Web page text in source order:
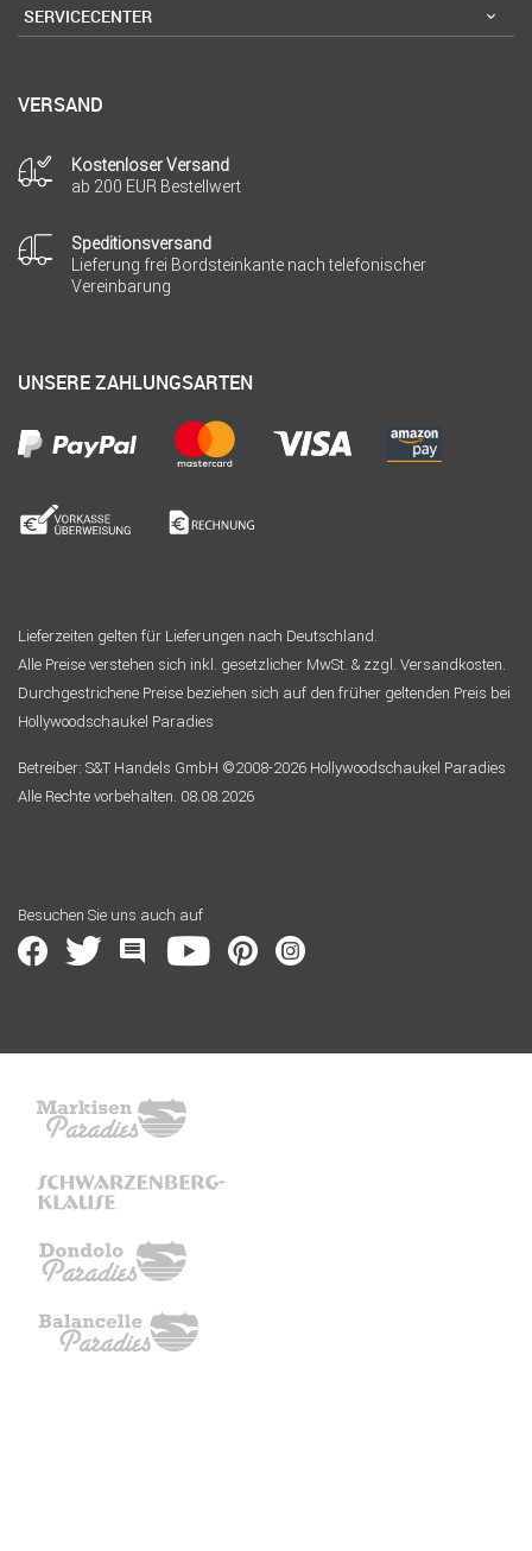
SERVICECENTER
VERSAND
Kostenloser Versand
ab 200 EUR Bestellwert
Speditionsversand
Lieferung frei Bordsteinkante nach telefonischer
Vereinbarung
UNSERE ZAHLUNGSARTEN
Lieferzeiten gelten für Lieferungen nach Deutschland.
Alle Preise verstehen sich inkl. gesetzlicher MwSt. & zzgl. Versandkosten.
Durchgestrichene Preise beziehen sich auf den früher geltenden Preis bei
Hollywoodschaukel Paradies
Betreiber: S&T Handels GmbH ©2008-2026 Hollywoodschaukel Paradies
Alle Rechte vorbehalten. 08.08.2026
Besuchen Sie uns auch auf